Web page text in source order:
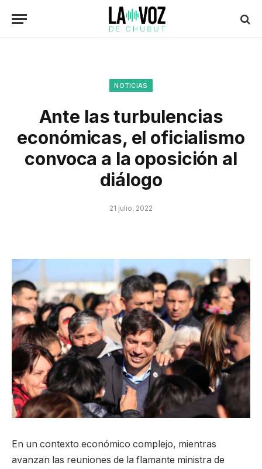
NOTICIAS
Ante las turbulencias
económicas, el oficialismo
convoca a la oposición al
diálogo
21 julio, 2022
En un contexto económico complejo, mientras
avanzan las reuniones de la flamante ministra de